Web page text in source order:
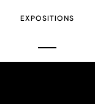
EXPOSITIONS